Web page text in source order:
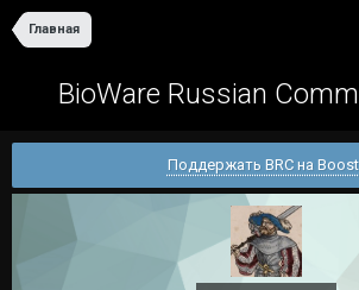
Главная
BioWare Russian
Поддержать BRC на